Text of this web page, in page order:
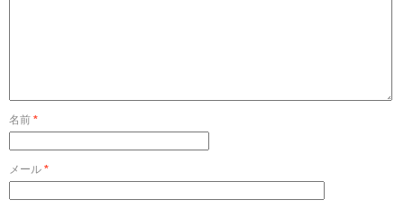
名前 *
メール *